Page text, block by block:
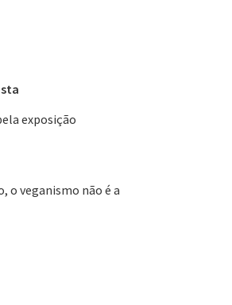
exposição
o veganismo não é a